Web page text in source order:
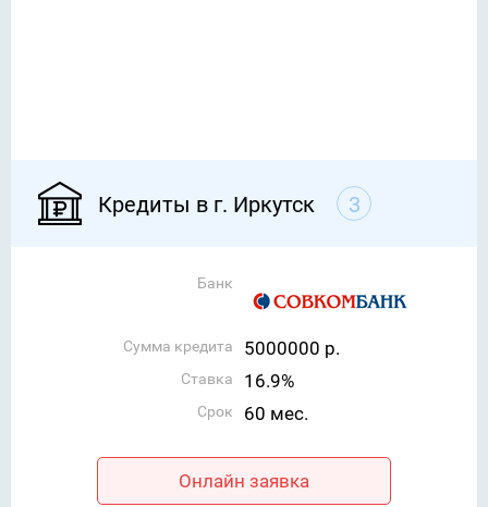
Кредиты в г. Иркутск 3
Банк
Сумма кредита 5000000 р.
Ставка 16.9%
Срок 60 мес.
Онлайн заявка